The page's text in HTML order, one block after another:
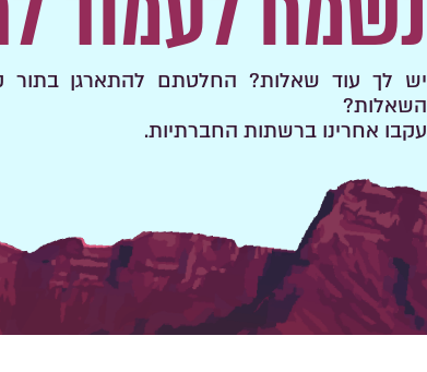
יש לך עוד שאלות? החלטתם להתארגן בתור
השאלות?
עקבו אחרינו ברשתות החברתיות.